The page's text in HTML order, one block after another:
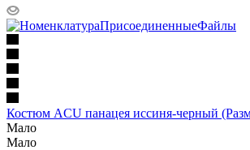
Костюм ACU панацея иссиня-черный
Мало
Мало